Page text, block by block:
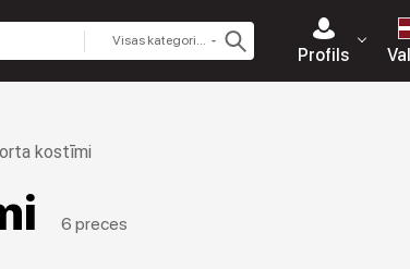
Visas kategorijas
Profils
kostīmi
6 preces